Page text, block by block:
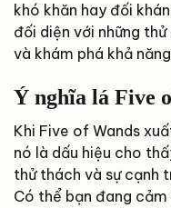
khó khăn hay đối
đối diện với những
và khám phá khả
Ý nghĩa lá Five
Khi Five of Wands
nó là dấu hiệu cho
thử thách và sự cạnh
Có thể bạn đang cảm